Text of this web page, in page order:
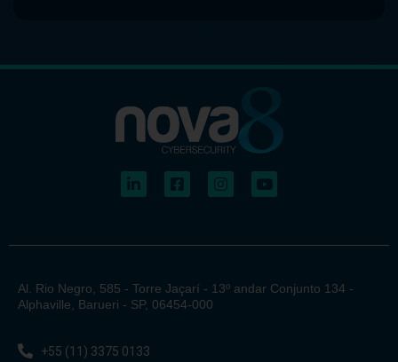
Al. Rio Negro, 585 - Torre Jaçarí - 13º andar Conjunto 134 -
Alphaville, Barueri - SP, 06454-000
+55 (11) 3375 0133